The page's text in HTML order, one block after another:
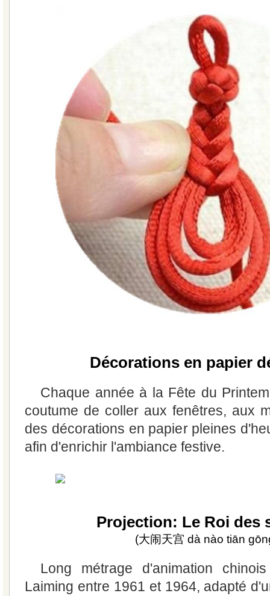
Décorations en papier
Chaque année à la Fête du
coutume de coller aux fenêtres, aux
des décorations en papier pleines
afin d'enrichir l'ambiance festive.
Projection: Le Roi des
(大闹天宫 dà nào tiān
Long métrage d'animation
Laiming entre 1961 et 1964, adapté